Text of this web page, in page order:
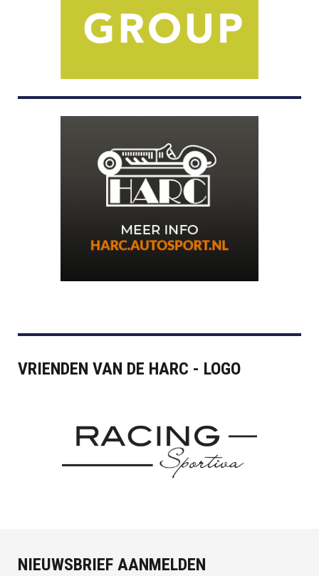
VRIENDEN VAN DE HARC - LOGO
NIEUWSBRIEF AANMELDEN